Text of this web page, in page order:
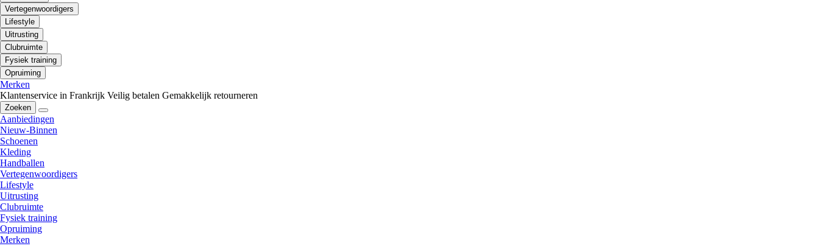
Vertegenwoordigers
Lifestyle
Uitrusting
Clubruimte
Fysiek training
Opruiming
Merken
Klantenservice in Frankrijk Veilig betalen Gemakkelijk retourneren
Zoeken
Aanbiedingen
Nieuw-Binnen
Schoenen
Kleding
Handballen
Vertegenwoordigers
Lifestyle
Uitrusting
Clubruimte
Fysiek training
Opruiming
Merken